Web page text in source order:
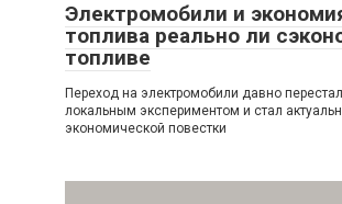
Электромобили и
топлива реально ли
топливе
Переход на электромобили давно
локальным экспериментом и стал
экономической повестки